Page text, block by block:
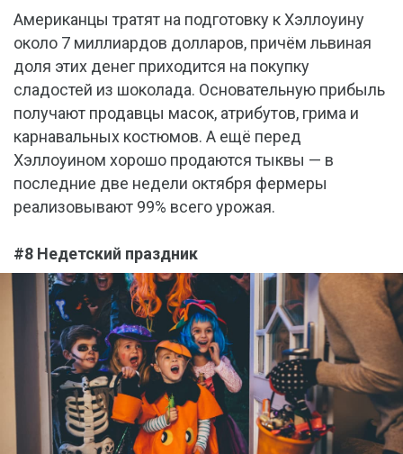
Американцы тратят на подготовку к Хэллоуину
около 7 миллиардов долларов, причём львиная
доля этих денег приходится на покупку
сладостей из шоколада. Основательную прибыль
получают продавцы масок, атрибутов, грима и
карнавальных костюмов. А ещё перед
Хэллоуином хорошо продаются тыквы — в
последние две недели октября фермеры
реализовывают 99% всего урожая.
#8 Недетский праздник